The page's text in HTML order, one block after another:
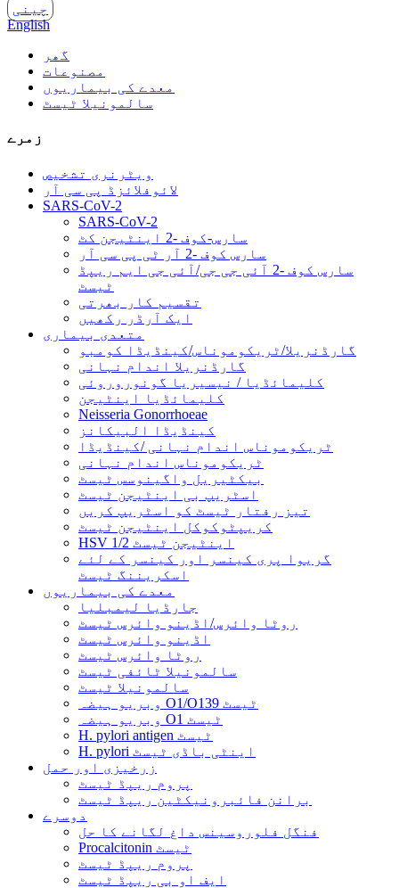
چینی
English
گھر
مصنوعات
معدے کی بیماریوں
سالمونیلا ٹیسٹ
زمرے
ویٹرنری تشخیص
لائوفلائزڈ پی سی آر
SARS-CoV-2
SARS-CoV-2
سارس-کوف -2 اینٹیجن کٹ
سارس کوف -2 آر ٹی پی سی آر
سارس کوف -2 آئی جی جی/آئی جی ایم ریپڈ
ٹیسٹ
تقسیم کار بھرتی
ایک آرڈر رکھیں
متعدی بیماری
گارڈنریلا/ٹریکوموناس/کینڈیڈا کومبو
گارڈنریلا اندام نہانی
کلیمائڈیا / نیسیریا گونوروروئی
کلیمائڈیا اینٹیجن
Neisseria Gonorrhoeae
کینڈیڈا البیکانز
ٹریکوموناس اندام نہانی /کینڈیڈا
ٹریکوموناس اندام نہانی
بیکٹیریل واگینوسس ٹیسٹ
اسٹریپ بی اینٹیجن ٹیسٹ
تیز رفتار ٹیسٹ کو اسٹریپ کریں
کریپٹوکوکل اینٹیجن ٹیسٹ
HSV 1/2 اینٹیجن ٹیسٹ
گریوا پری کینسر اور کینسر کے لئے
اسکریننگ ٹیسٹ
معدے کی بیماریوں
جارڈیا لیمبلیا
روٹا وائرس/اڈینو وائرس ٹیسٹ
اڈینو وائرس ٹیسٹ
روٹا وائرس ٹیسٹ
سالمونیلا ٹائفی ٹیسٹ
سالمونیلا ٹیسٹ
وبریو ہیضہ O1/O139 ٹیسٹ
وبریو ہیضہ O1 ٹیسٹ
H. pylori antigen ٹیسٹ
H. pylori اینٹی باڈی ٹیسٹ
زرخیزی اور حمل
پروم ریپڈ ٹیسٹ
برانن فائبرونیکٹین ریپڈ ٹیسٹ
دوسرے
فنگل فلوروسینس داغ لگانے کا حل
Procalcitonin ٹیسٹ
پروم ریپڈ ٹیسٹ
ایف او بی ریپڈ ٹیسٹ